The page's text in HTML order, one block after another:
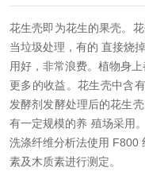
花生壳即为花生的果壳。
当垃圾处理，有的 直接烧
用好，非常浪费。植物身
更多的收益。花生壳中含
发酵剂发酵处理后的花生
有一定规模的养 殖场采用。
洗涤纤维分析法使用 F800
素及木质素进行测定。